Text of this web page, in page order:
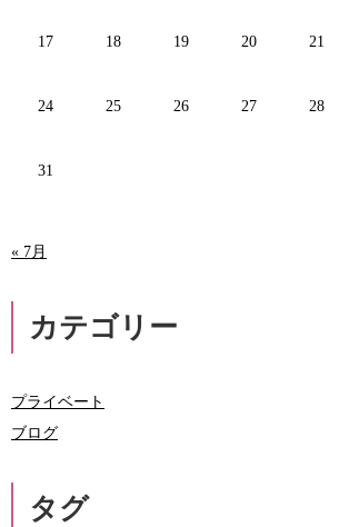
17 18 19 20 21
24 25 26 27 28
31
« 7月
カテゴリー
プライベート
ブログ
タグ